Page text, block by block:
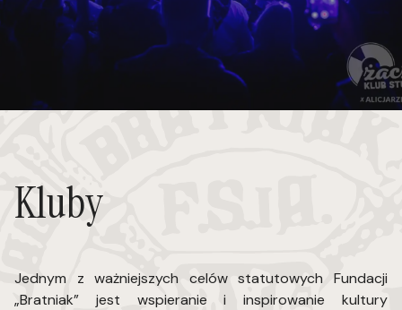
Kluby
Jednym z ważniejszych celów statutowych Fundacji
„Bratniak” jest wspieranie i inspirowanie kultury